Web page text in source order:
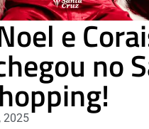
e
no
2025